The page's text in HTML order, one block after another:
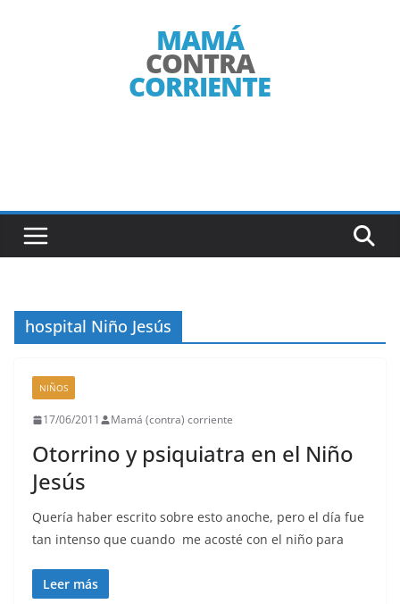
hospital Niño Jesús
NIÑOS
17/06/2011 Mamá (contra) corriente
Otorrino y psiquiatra en el Niño
Jesús
Quería haber escrito sobre esto anoche, pero el día fue
tan intenso que cuando me acosté con el niño para
Leer más